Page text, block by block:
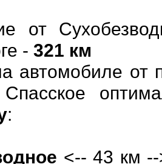
от
- 321 км
автомобиле от
:
<-- 43 км